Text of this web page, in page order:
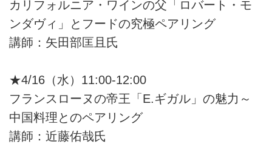
カリフォルニア・ワインの父「ロバート・モ
ンダヴィ」とフードの究極ペアリング
講師：矢田部匡且氏
★4/16（水）11:00-12:00
フランスローヌの帝王「E.ギガル」の魅力～
中国料理とのペアリング
講師：近藤佑哉氏